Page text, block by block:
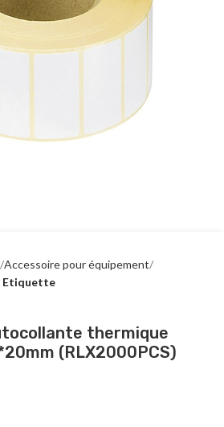
Accessoire pour équipement
Etiquette
thermique
(RLX2000PCS)